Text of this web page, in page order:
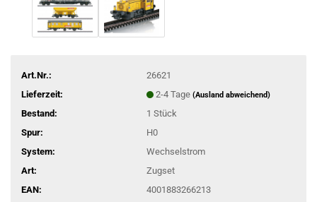
Art.Nr.:
26621
Lieferzeit:
2-4 Tage (Ausland abweichend)
Bestand: 1 Stück
Spur:
H0
System:
Wechselstrom
Art:
Zugset
EAN:
4001883266213